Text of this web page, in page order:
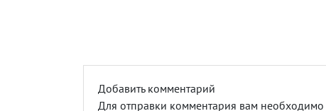
Добавить комментарий
Для отправки комментария вам необходимо